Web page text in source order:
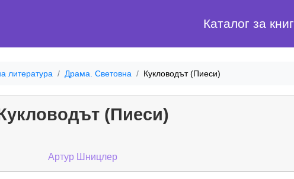
Каталог за
литература Драма. Световна Кукловодът (Пиеси)
(Пиеси)
Артур Шницлер